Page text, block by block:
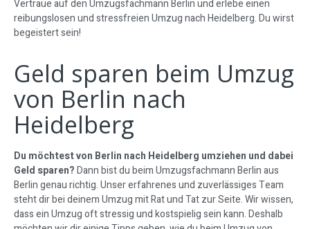
Vertraue auf den Umzugsfachmann Berlin und erlebe einen
reibungslosen und stressfreien Umzug nach Heidelberg. Du wirst
begeistert sein!
Geld sparen beim Umzug
von Berlin nach
Heidelberg
Du möchtest von Berlin nach Heidelberg umziehen und dabei
Geld sparen?Dann bist du beim Umzugsfachmann Berlin aus
Berlin genau richtig. Unser erfahrenes und zuverlässiges Team
steht dir bei deinem Umzug mit Rat und Tat zur Seite. Wir wissen,
dass ein Umzug oft stressig und kostspielig sein kann. Deshalb